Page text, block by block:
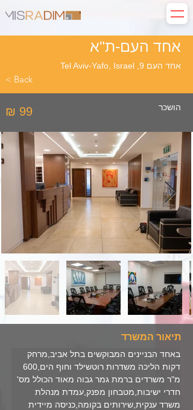
אחד העם-ת"א
אחד העם 9, Tel Aviv-Yafo, Israel
< Back
הושכר ₪ 99
תיאור המשרד
באחד הבניינים המבוקשים בתל אביב,מרחק
מ"ר משרדים ברמת גמר גבוה מאוד הכולל מס'
חדרי ישיבות,מטבחון מפנק,עמדת מנהלת
משרד ענקית,שירותים בקומה,כניסה מיידית